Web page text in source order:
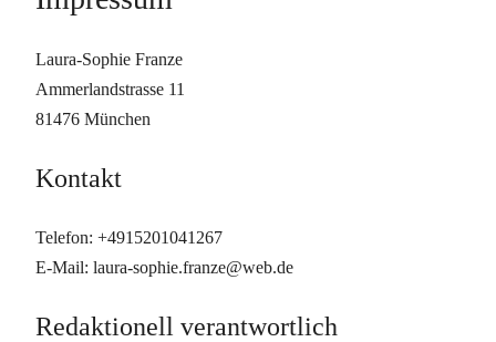
Laura-Sophie Franze
Ammerlandstrasse 11
81476 München
Kontakt
Telefon: +4915201041267
E-Mail: laura-sophie.franze@web.de
Redaktionell verantwortlich